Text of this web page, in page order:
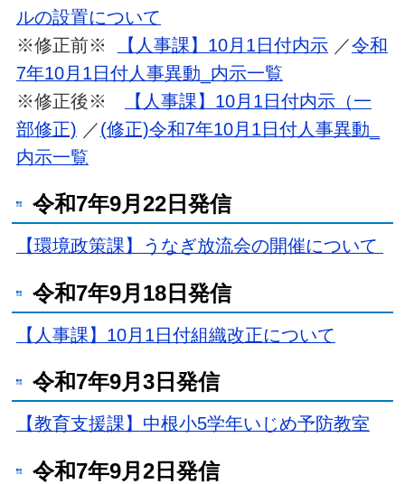
ルの設置について
※修正前※
【人事課】10月1日付内示／令和
7年10月1日付人事異動_内示一覧
※修正後※
【人事課】10月1日付内示（一
部修正) ／(修正)令和7年10月1日付人事異動_
内示一覧
令和7年9月22日発信
【環境政策課】うなぎ放流会の開催について
令和7年9月18日発信
【人事課】10月1日付組織改正について
令和7年9月3日発信
【教育支援課】中根小5学年いじめ予防教室
令和7年9月2日発信